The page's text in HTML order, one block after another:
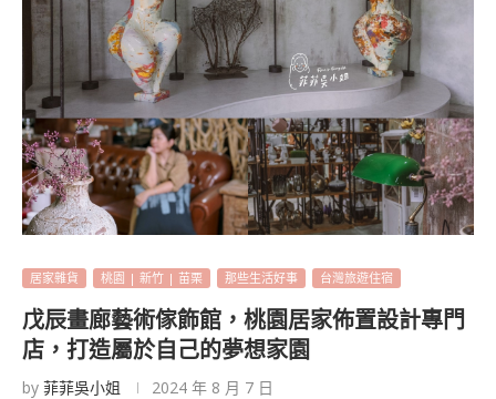
居家雜貨 桃園 | 新竹 | 苗栗 那些生活好事 台灣旅遊住宿
戊辰畫廊藝術傢飾館，桃園居家佈置設計專門
店，打造屬於自己的夢想家園
by 菲菲吳小姐 2024 年 8 月 7 日